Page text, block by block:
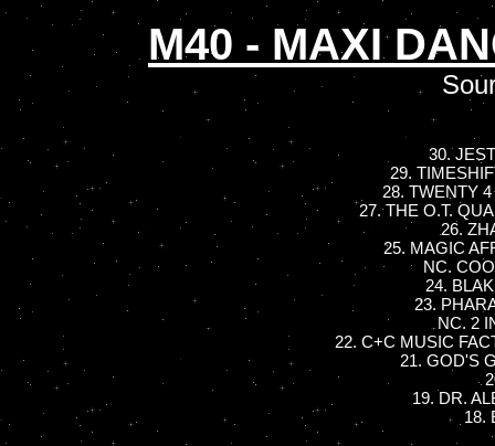
M40 - MAXI
30.
29.
28. TWENTY
27. THE O.T.
26.
25. MAGIC
NC.
24.
23.
NC. 2
22. C+C MUSIC
21. GOD'S
19. DR.
18.